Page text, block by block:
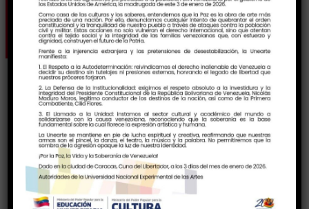
Dignidad